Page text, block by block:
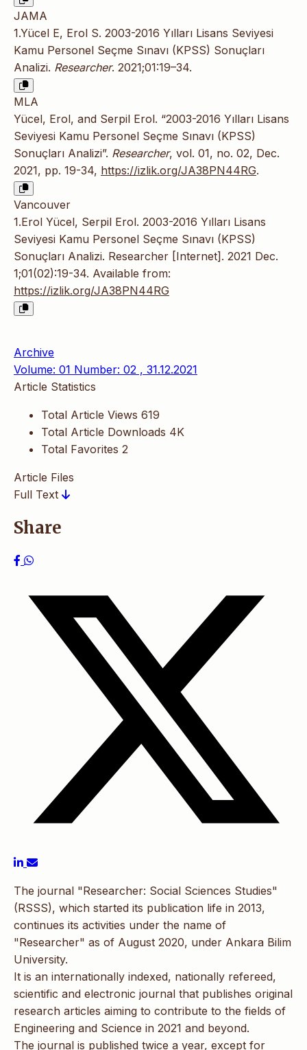
JAMA
1.Yücel E, Erol S. 2003-2016 Yılları Lisans Seviyesi
Kamu Personel Seçme Sınavı (KPSS) Sonuçları
Analizi. Researcher. 2021;01:19–34.
MLA
Yücel, Erol, and Serpil Erol. “2003-2016 Yılları Lisans
Seviyesi Kamu Personel Seçme Sınavı (KPSS)
Sonuçları Analizi”. Researcher, vol. 01, no. 02, Dec.
2021, pp. 19-34, https://izlik.org/JA38PN44RG.
Vancouver
1.Erol Yücel, Serpil Erol. 2003-2016 Yılları Lisans
Seviyesi Kamu Personel Seçme Sınavı (KPSS)
Sonuçları Analizi. Researcher [Internet]. 2021 Dec.
1;01(02):19-34. Available from:
https://izlik.org/JA38PN44RG
Archive
Volume: 01 Number: 02 , 31.12.2021
Article Statistics
Total Article Views 619
Total Article Downloads 4K
Total Favorites 2
Article Files
Full Text
Share
The journal "Researcher: Social Sciences Studies"
(RSSS), which started its publication life in 2013,
continues its activities under the name of
"Researcher" as of August 2020, under Ankara Bilim
University.
It is an internationally indexed, nationally refereed,
scientific and electronic journal that publishes original
research articles aiming to contribute to the fields of
Engineering and Science in 2021 and beyond.
The journal is published twice a year, except for